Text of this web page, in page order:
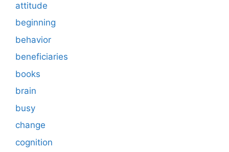
attitude
beginning
behavior
beneficiaries
books
brain
busy
change
cognition